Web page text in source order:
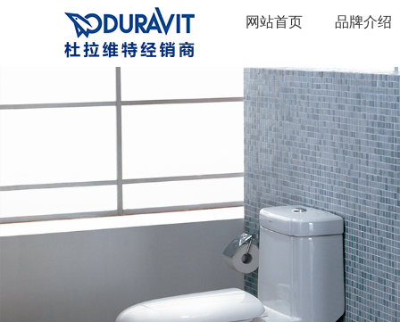
网站首页 品牌介绍